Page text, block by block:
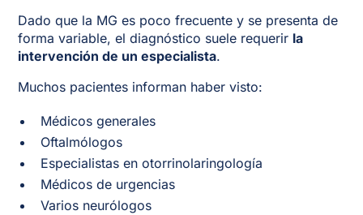
Dado que la MG es poco frecuente y se presenta de
forma variable, el diagnóstico suele requerir la
intervención de un especialista.
Muchos pacientes informan haber visto:
Médicos generales
Oftalmólogos
Especialistas en otorrinolaringología
Médicos de urgencias
Varios neurólogos